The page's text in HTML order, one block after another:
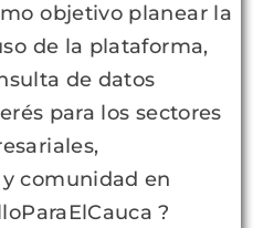
objetivo planear la
de la plataforma,
de datos
para los sectores
comunidad en
?